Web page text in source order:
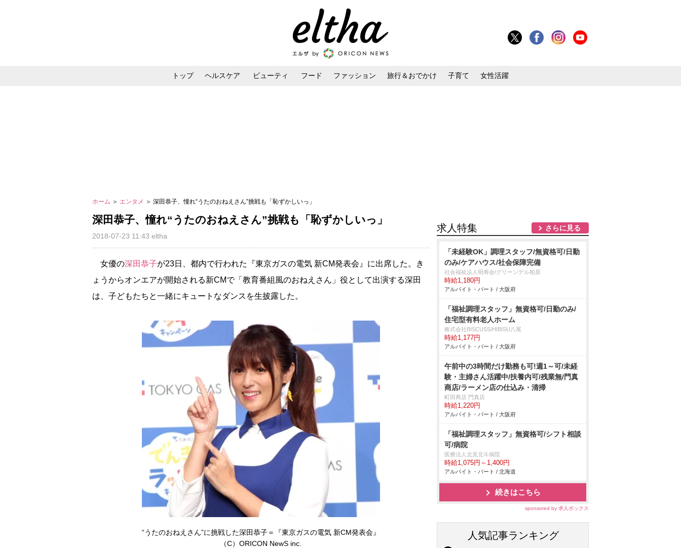
トップ ヘルスケア ビューティ フード ファッション 旅行＆おでかけ 子育て 女性活躍
ホーム ＞ エンタメ ＞ 深田恭子、憧れ“うたのおねえさん”挑戦も「恥ずかしいっ」
深田恭子、憧れ“うたのおねえさん”挑戦も「恥ずかしいっ」
2018-07-23 11:43 eltha
女優の深田恭子が23日、都内で行われた『東京ガスの電気 新CM発表会』に出席した。き
ょうからオンエアが開始される新CMで「教育番組風のおねえさん」役として出演する深田
は、子どもたちと一緒にキュートなダンスを生披露した。
“うたのおねえさん”に挑戦した深田恭子＝『東京ガスの電気 新CM発表会』
（C）ORICON NewS inc.
求人特集 さらに見る
「未経験OK」調理スタッフ/無資格可/日勤
のみ/ケアハウス/社会保障完備
社会福祉法人明寿会/グリーンデル柏原
時給1,180円
アルバイト・パート / 大阪府
「福祉調理スタッフ」無資格可/日勤のみ/
住宅型有料老人ホーム
株式会社BISCUSS/HIBISU八尾
時給1,177円
アルバイト・パート / 大阪府
午前中の3時間だけ勤務も可!週1～可/未経
験・主婦さん活躍中/扶養内可/残業無/門真
商店/ラーメン店の仕込み・清掃
町田商店 門真店
時給1,220円
アルバイト・パート / 大阪府
「福祉調理スタッフ」無資格可/シフト相談
可/病院
医療法人北見北斗病院
時給1,075円～1,400円
アルバイト・パート / 北海道
続きはこちら
sponsored by 求人ボックス
人気記事ランキング